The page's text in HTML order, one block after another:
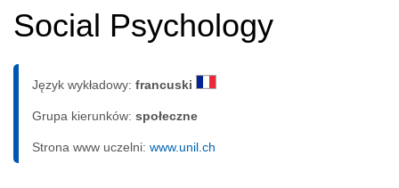
Social Psychology
Język wykładowy: francuski
Grupa kierunków: społeczne
Strona www uczelni: www.unil.ch